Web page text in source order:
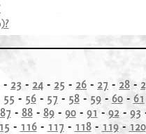
- 23 - 24 - 25 - 26 - 27 - 28 -
55 - 56- 57 - 58- 59- 60- 61
87 - 88- 89- 90- 91 - 92- 93
- 116- 117 - 118- 119- 120